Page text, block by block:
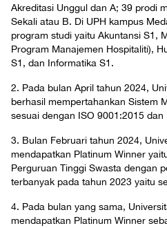
Akreditasi Unggul dan A; 39 prodi
Sekali atau B. Di UPH kampus
program studi yaitu Akuntansi S1,
Program Manajemen Hospitaliti),
S1, dan Informatika S1.
2. Pada bulan April tahun 2024,
berhasil mempertahankan Sistem
sesuai dengan ISO 9001:2015 dan
3. Bulan Februari tahun 2024,
mendapatkan Platinum Winner
Perguruan Tinggi Swasta dengan
terbanyak pada tahun 2023 yaitu
4. Pada bulan yang sama,
mendapatkan Platinum Winner